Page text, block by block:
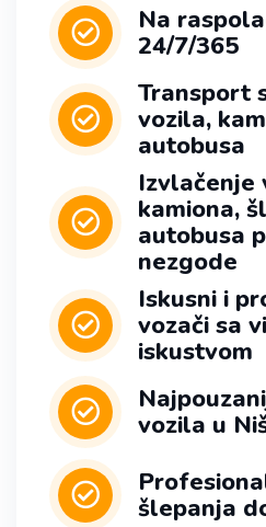
Na
24/7/365
Transport
vozila,
autobusa
Izvlačenje
kamiona,
autobusa
nezgode
Iskusni i
vozači sa
iskustvom
vozila u
šlepanja